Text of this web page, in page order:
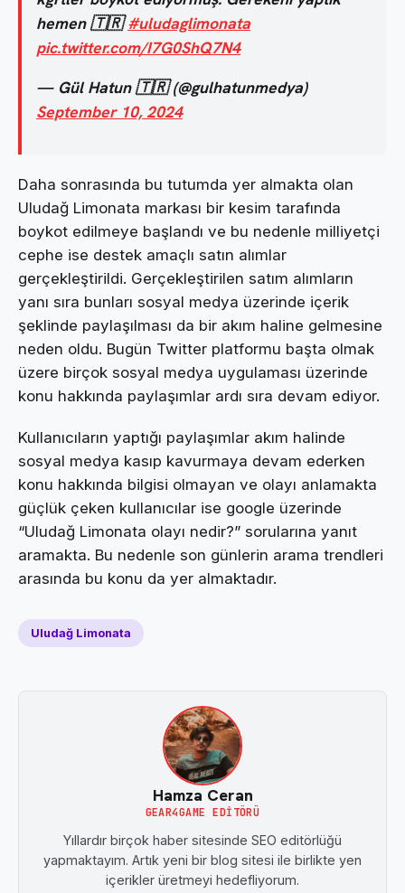
hemen 🇹🇷#uludaglimonata
pic.twitter.com/I7G0ShQ7N4
— Gül Hatun 🇹🇷 (@gulhatunmedya)
September 10, 2024
Daha sonrasında bu tutumda yer almakta olan
Uludağ Limonata markası bir kesim tarafında
boykot edilmeye başlandı ve bu nedenle milliyetçi
cephe ise destek amaçlı satın alımlar
gerçekleştirildi. Gerçekleştirilen satım alımların
yanı sıra bunları sosyal medya üzerinde içerik
şeklinde paylaşılması da bir akım haline gelmesine
neden oldu. Bugün Twitter platformu başta olmak
üzere birçok sosyal medya uygulaması üzerinde
konu hakkında paylaşımlar ardı sıra devam ediyor.
Kullanıcıların yaptığı paylaşımlar akım halinde
sosyal medya kasıp kavurmaya devam ederken
konu hakkında bilgisi olmayan ve olayı anlamakta
güçlük çeken kullanıcılar ise google üzerinde
“Uludağ Limonata olayı nedir?” sorularına yanıt
aramakta. Bu nedenle son günlerin arama trendleri
arasında bu konu da yer almaktadır.
Uludağ Limonata
Hamza Ceran
GEAR4GAME EDITÖRÜ
Yıllardır birçok haber sitesinde SEO editörlüğü
yapmaktayım. Artık yeni bir blog sitesi ile birlikte yen
içerikler üretmeyi hedefliyorum.